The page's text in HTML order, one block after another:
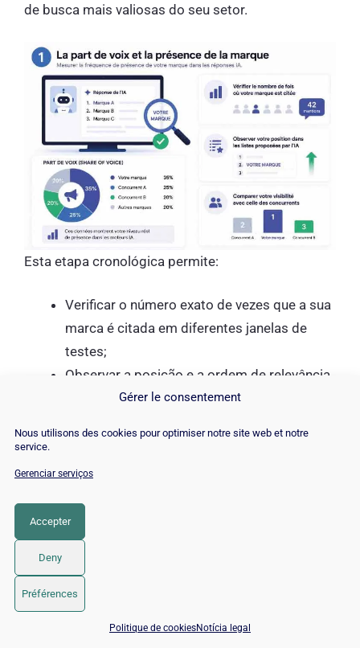
Gérer le consentement
Nous utilisons des cookies pour optimiser notre site web et notre
service.
Gerenciar serviços
Accepter
Deny
Préférences
Politique de cookiesNotícia legal
de busca mais valiosas do seu setor.
Esta etapa cronológica permite:
Verificar o número exato de vezes que a sua
marca é citada em diferentes janelas de
testes;
Observar a posição e a ordem de relevância
da sua empresa nas listas sugeridas pela IA;
mercado.
Estes dados consolidados fornecem uma visão
clara do seu nível real de penetração e visibilidade
nos ecossistemas de inteligência artificial.
2. A análise aprofundada das
fontes e das citações
📅 Agendar 15 min com um especialista SEO / GEO